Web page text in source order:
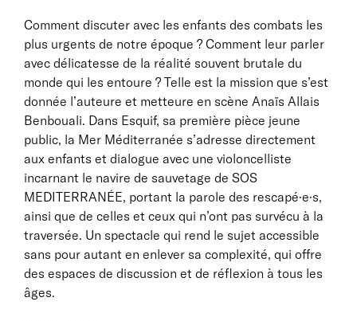
Comment discuter avec les enfants des combats les
plus urgents de notre époque ? Comment leur parler
avec délicatesse de la réalité souvent brutale du
monde qui les entoure ? Telle est la mission que s’est
donnée l’auteure et metteure en scène Anaïs Allais
Benbouali. Dans Esquif, sa première pièce jeune
public, la Mer Méditerranée s’adresse directement
aux enfants et dialogue avec une violoncelliste
incarnant le navire de sauvetage de SOS
MEDITERRANÉE, portant la parole des rescapé·e·s,
ainsi que de celles et ceux qui n’ont pas survécu à la
traversée. Un spectacle qui rend le sujet accessible
sans pour autant en enlever sa complexité, qui offre
des espaces de discussion et de réflexion à tous les
âges.